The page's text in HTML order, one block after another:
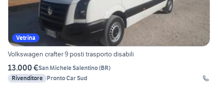
Vetrina
Volkswagen crafter 9 posti trasporto disabili
13.000 €San Michele Salentino(BR)
Rivenditore Pronto Car Sud